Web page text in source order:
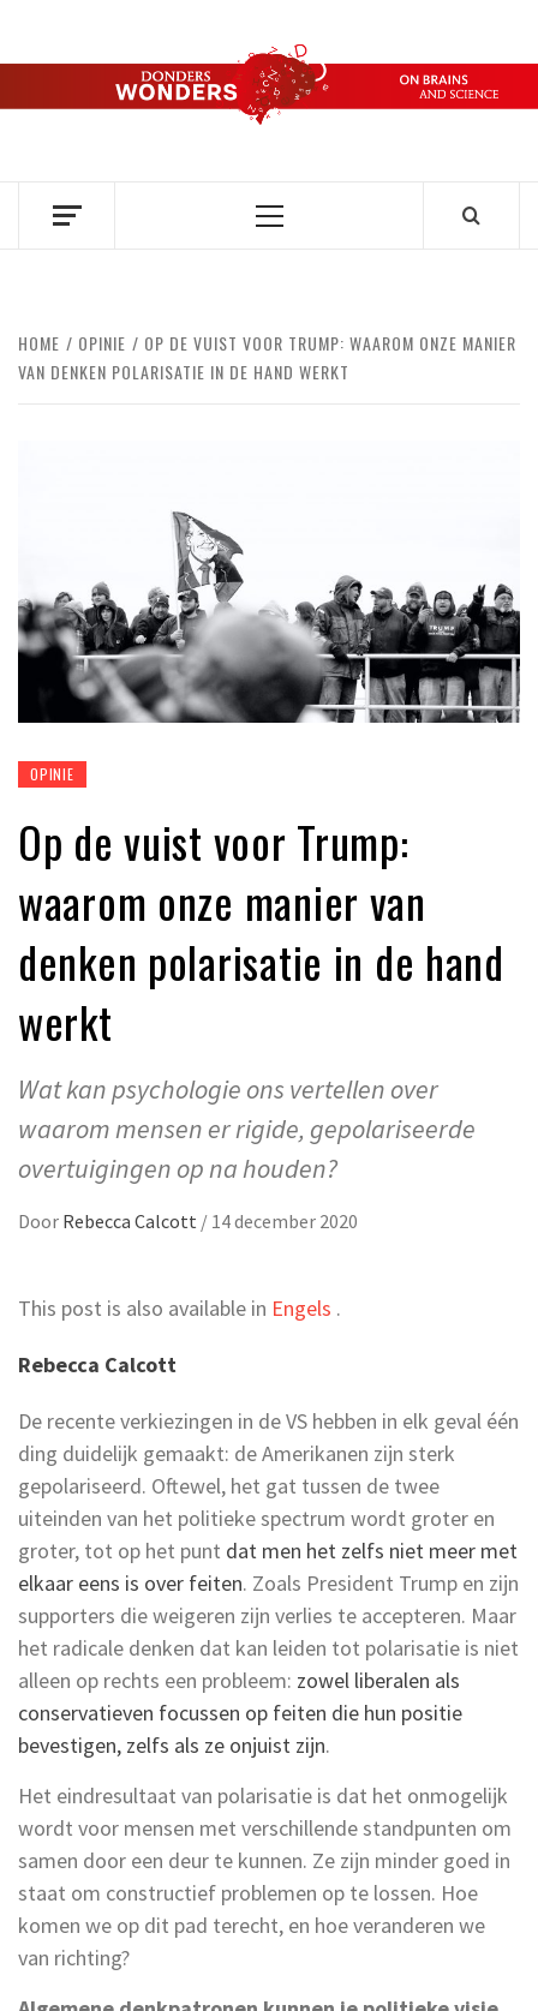
de
DONDERS
OVER HERSENEN EN WETENSCHAP // ON BRAINS AND
Primair
HOME OPINIE
OP DE VUIST VOOR TRUMP: WAAROM ONZE MANIER
VAN DENKEN POLARISATIE IN DE HAND WERKT
OPINIE
Op de vuist voor Trump:
waarom onze manier van
denken polarisatie in de hand
werkt
Wat kan psychologie ons vertellen over
waarom mensen er rigide, gepolariseerde
overtuigingen op na houden?
Door Rebecca Calcott / 14 december 2020
This post is also available in Engels .
Rebecca Calcott
De recente verkiezingen in de VS hebben in elk geval één
ding duidelijk gemaakt: de Amerikanen zijn sterk
gepolariseerd. Oftewel, het gat tussen de twee
uiteinden van het politieke spectrum wordt groter en
groter, tot op het punt dat men het zelfs niet meer met
elkaar eens is over feiten. Zoals President Trump en zijn
supporters die weigeren zijn verlies te accepteren. Maar
het radicale denken dat kan leiden tot polarisatie is niet
alleen op rechts een probleem: zowel liberalen als
conservatieven focussen op feiten die hun positie
bevestigen, zelfs als ze onjuist zijn.
Het eindresultaat van polarisatie is dat het onmogelijk
wordt voor mensen met verschillende standpunten om
samen door een deur te kunnen. Ze zijn minder goed in
staat om constructief problemen op te lossen. Hoe
komen we op dit pad terecht, en hoe veranderen we
van richting?